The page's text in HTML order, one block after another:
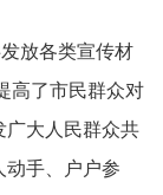
放各类宣传材
高了市民群众对
广大人民群众共
动手、户户参